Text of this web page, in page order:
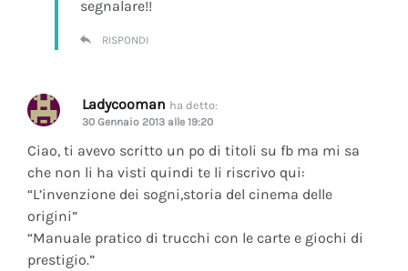
segnalare!!
RISPONDI
Ladycooman ha detto:
30 Gennaio 2013 alle 19:20
Ciao, ti avevo scritto un po di titoli su fb ma mi sa
che non li ha visti quindi te li riscrivo qui:
“L’invenzione dei sogni,storia del cinema delle
origini”
“Manuale pratico di trucchi con le carte e giochi di
prestigio.”